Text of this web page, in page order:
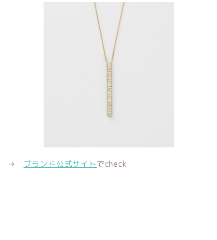
→ ブランド公式サイトでcheck